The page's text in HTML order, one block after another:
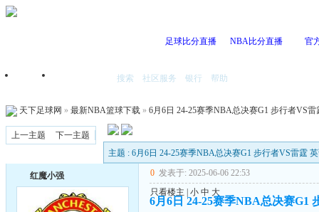
足球比分直播 NBA比分直播 官
首页 搜索 社区服务 银行 帮助
天下足球网 » 最新NBA篮球下载 » 6月6日 24-25赛季NBA总决赛G1 步行者VS
上一主题
下一主题
主题 : 6月6日 24-25赛季NBA总决赛G1 步行者VS雷霆
红魔小强 0 发表于: 2025-06-06 22:53
只看楼主
小 中 大
6月6日 24-25赛季NBA总决赛G1